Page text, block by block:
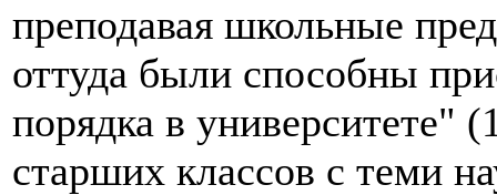
преподавая школьные
оттуда были способны
порядка в университете"
старших классов с теми